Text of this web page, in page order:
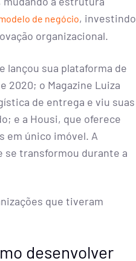
de negócio, investindo
organizacional.
lançou sua plataforma de
2020; o Magazine Luiza
de entrega e viu suas
e a Housi, que oferece
em único imóvel. A
se transformou durante a
que tiveram
desenvolver